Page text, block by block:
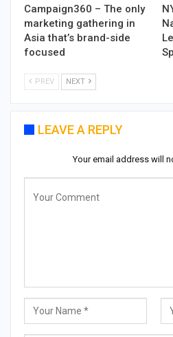
Campaign360 – The only
marketing gathering in
Asia that’s brand-side
focused
PREV NEXT
LEAVE A REPLY
Your email address will